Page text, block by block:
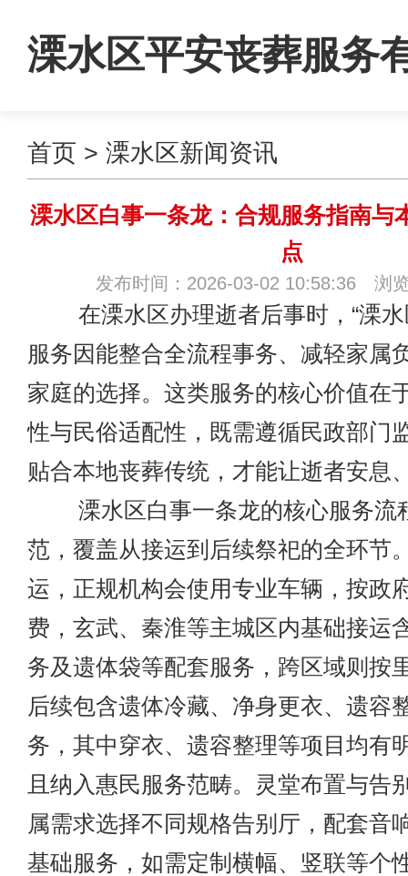
溧水区平安丧葬服务
司
首页 > 溧水区新闻资讯
溧水区白事一条龙：合规服务指南与
点
发布时间：2026-03-02 10:58:36 浏
在溧水区办理逝者后事时，“溧水
服务因能整合全流程事务、减轻家属
家庭的选择。这类服务的核心价值在
性与民俗适配性，既需遵循民政部门
贴合本地丧葬传统，才能让逝者安息
溧水区白事一条龙的核心服务流
范，覆盖从接运到后续祭祀的全环节
运，正规机构会使用专业车辆，按政
费，玄武、秦淮等主城区内基础接运
务及遗体袋等配套服务，跨区域则按
后续包含遗体冷藏、净身更衣、遗容
务，其中穿衣、遗容整理等项目均有
且纳入惠民服务范畴。灵堂布置与告
属需求选择不同规格告别厅，配套音
基础服务，如需定制横幅、竖联等个